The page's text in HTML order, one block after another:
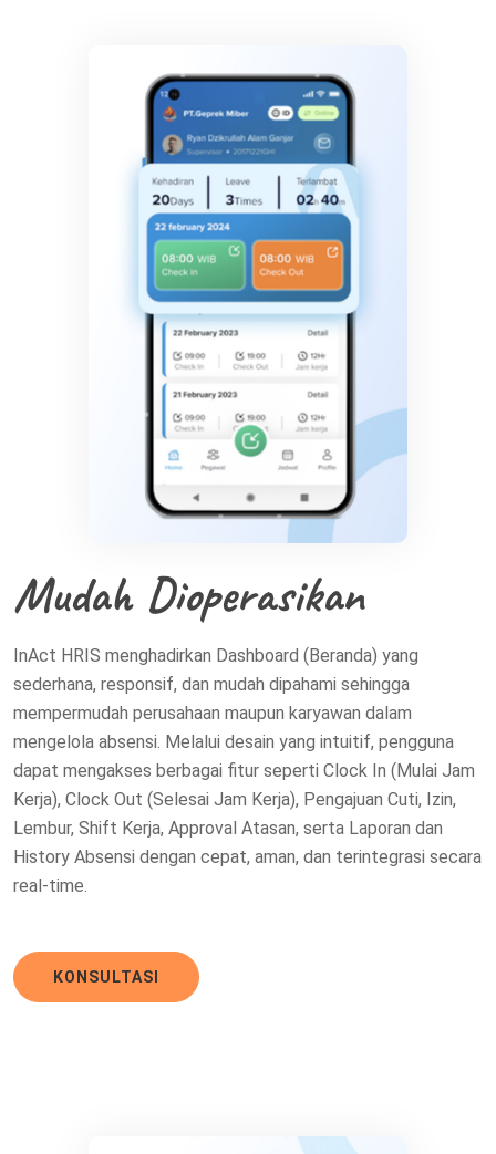
Mudah Dioperasikan
InAct HRIS menghadirkan Dashboard (Beranda) yang
sederhana, responsif, dan mudah dipahami sehingga
mempermudah perusahaan maupun karyawan dalam
mengelola absensi. Melalui desain yang intuitif, pengguna
dapat mengakses berbagai fitur seperti Clock In (Mulai Jam
Kerja), Clock Out (Selesai Jam Kerja), Pengajuan Cuti, Izin,
Lembur, Shift Kerja, Approval Atasan, serta Laporan dan
History Absensi dengan cepat, aman, dan terintegrasi secara
real-time.
KONSULTASI